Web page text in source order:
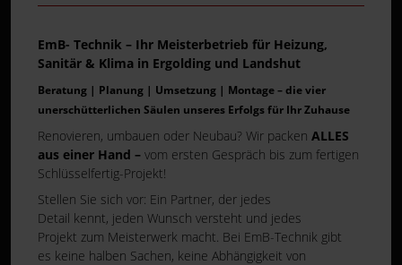
EmB- Technik – Ihr Meisterbetrieb für Heizung,
Sanitär & Klima in Ergolding und Landshut
Beratung | Planung | Umsetzung | Montage – die vier
unerschütterlichen Säulen unseres Erfolgs für Ihr Zuhause
Renovieren, umbauen oder Neubau? Wir packen ALLES
aus einer Hand – vom ersten Gespräch bis zum fertigen
Schlüsselfertig-Projekt!
Stellen Sie sich vor: Ein Partner, der jedes
Detail kennt, jeden Wunsch versteht und jedes
Projekt zum Meisterwerk macht. Bei EmB-Technik gibt
es keine halben Sachen, keine Abhängigkeit von